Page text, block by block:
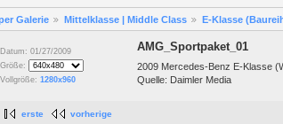
Galerie Mittelklasse | Middle Class E-Klasse
Datum: 01/27/2009
Größe:
Vollgröße: 1280x960
AMG_Sportpaket_01
2009 Mercedes-Benz E-Klasse
Quelle: Daimler Media
erste vorherige